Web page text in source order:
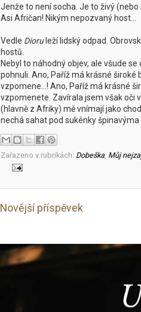
Jenže to není socha. Je to živý
Asi Afričan! Nikým nepozvaný host...
Vedle Dioru leží lidský odpad.
hostů.
Nebyl to náhodný objev, ale všude
pohnuli. Ano, Paříž má krásné široké
vzpomene...! Ano, Paříž má krásné
vzpomenete. Zavírala jsem však oči
(hlavně z Afriky) mě vnímají jako
nechá sahat pod sukénky špinavýma
Zařazeno v rubrikách: Dobeška, Můj
Novější příspěvek